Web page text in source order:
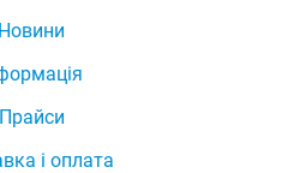
Новини
Прайси
і оплата